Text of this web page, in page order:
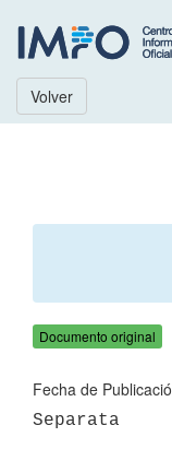
Volver
Documento original
Fecha de